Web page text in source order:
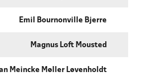
Emil Bournonville Bjerre
Magnus Loft Mousted
Meincke Møller Løvenholdt